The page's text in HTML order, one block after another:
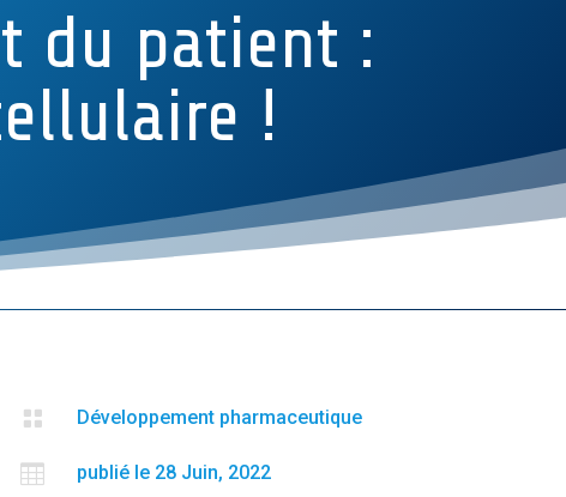
du patient :
!
 Développement pharmaceutique
 publié le 28 Juin, 2022